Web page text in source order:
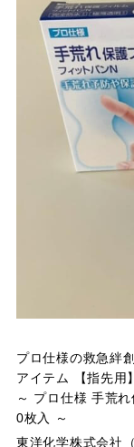
プロ仕様の救急絆
アイテム 【指先用
～ プロ仕様 手荒
0枚入 ～
東洋化学株式会社